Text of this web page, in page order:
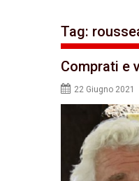
Tag:
Comprati e
22 Giugno 2021